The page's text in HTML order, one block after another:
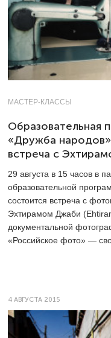
МАСТЕР-КЛАССЫ
Образовательная
«Дружба
встреча с
29 августа в 15 часов в
образовательной
состоится встреча с
Эхтирамом Джаби
документальной
«Российское фото» —
4 АВГУСТА 2015